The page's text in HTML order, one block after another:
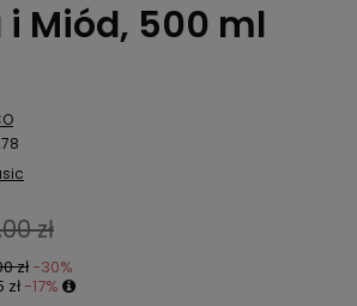
i Miód, 500 ml
zł
zł -30%
zł -17%